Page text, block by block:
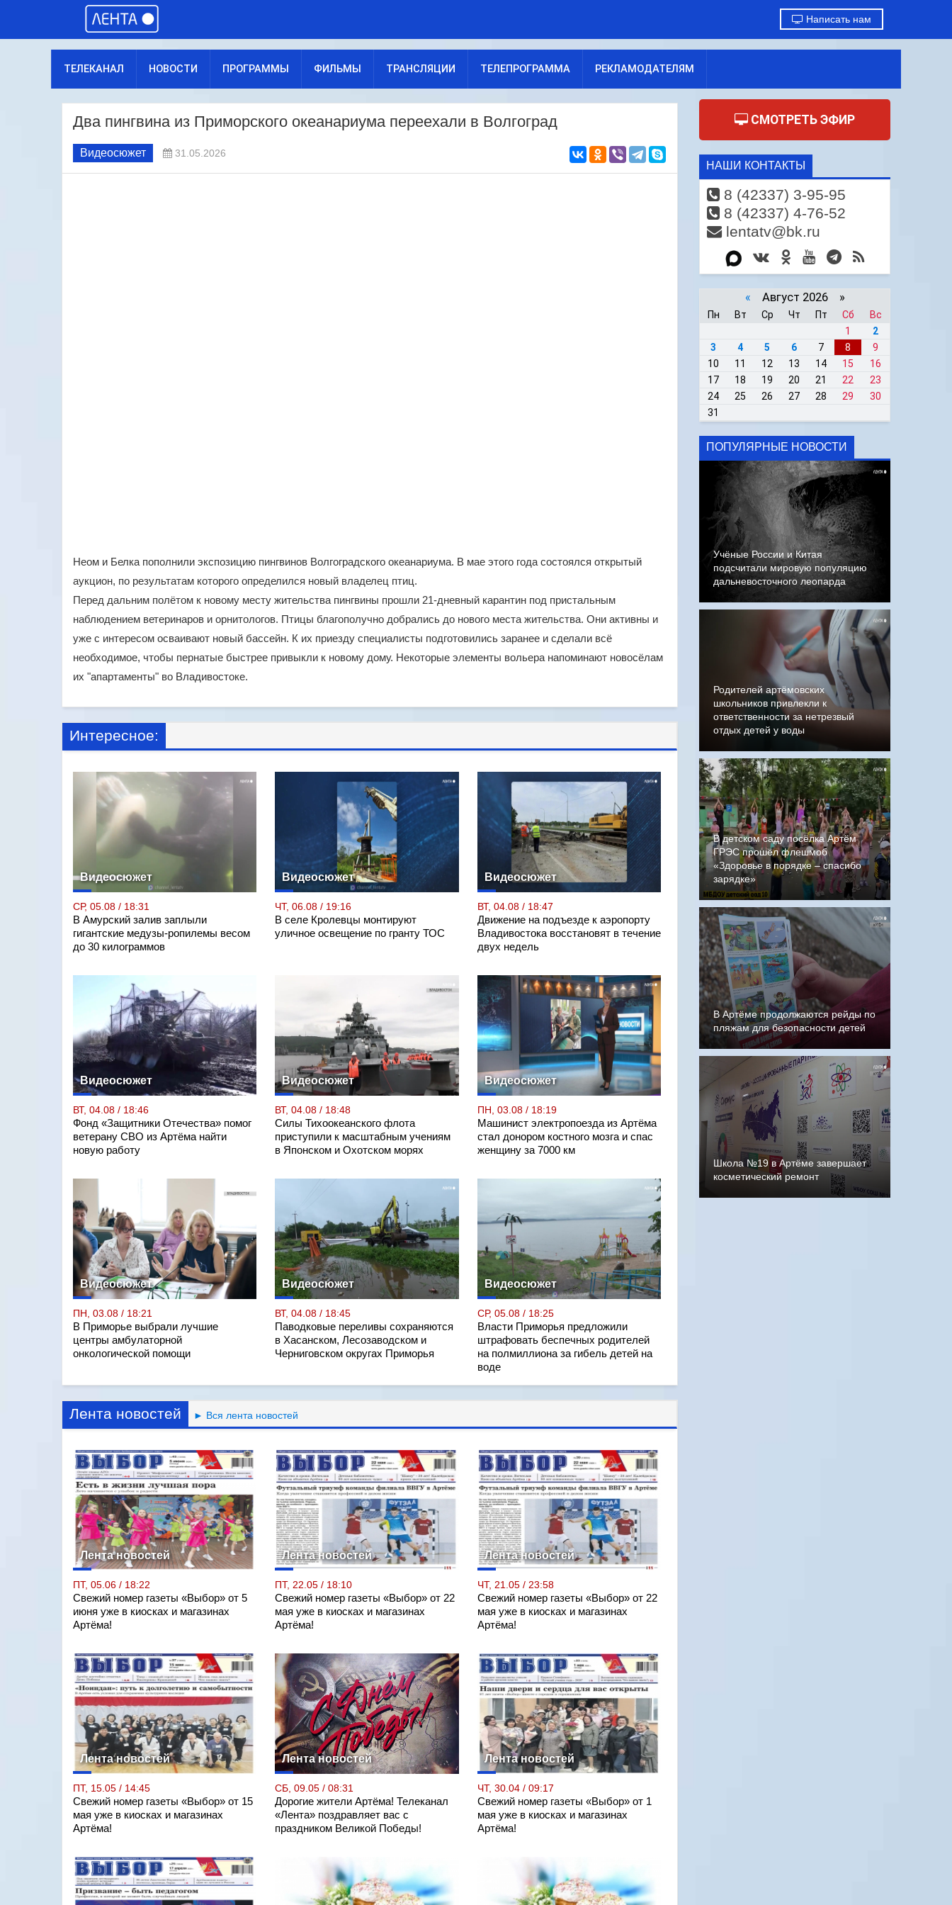
Написать нам
ТЕЛЕКАНАЛ НОВОСТИ ПРОГРАММЫ ФИЛЬМЫ ТРАНСЛЯЦИИ ТЕЛЕПРОГРАММА РЕКЛАМОДАТЕЛЯМ
Два пингвина из Приморского океанариума переехали в Волгоград
Видеосюжет 31.05.2026
Неом и Белка пополнили экспозицию пингвинов Волгоградского океанариума. В мае этого года состоялся открытый
аукцион, по результатам которого определился новый владелец птиц.
Перед дальним полётом к новому месту жительства пингвины прошли 21-дневный карантин под пристальным
наблюдением ветеринаров и орнитологов. Птицы благополучно добрались до нового места жительства. Они активны и
уже с интересом осваивают новый бассейн. К их приезду специалисты подготовились заранее и сделали всё
необходимое, чтобы пернатые быстрее привыкли к новому дому. Некоторые элементы вольера напоминают новосёлам
их "апартаменты" во Владивостоке.
Интересное:
Видеосюжет
СР, 05.08 / 18:31
В Амурский залив заплыли
гигантские медузы-ропилемы весом
до 30 килограммов
Видеосюжет
ЧТ, 06.08 / 19:16
В селе Кролевцы монтируют
уличное освещение по гранту ТОС
Видеосюжет
ВТ, 04.08 / 18:47
Движение на подъезде к аэропорту
Владивостока восстановят в течение
двух недель
Видеосюжет
ВТ, 04.08 / 18:46
Фонд «Защитники Отечества» помог
ветерану СВО из Артёма найти
новую работу
Видеосюжет
ВТ, 04.08 / 18:48
Силы Тихоокеанского флота
приступили к масштабным учениям
в Японском и Охотском морях
Видеосюжет
ПН, 03.08 / 18:19
Машинист электропоезда из Артёма
стал донором костного мозга и спас
женщину за 7000 км
Видеосюжет
ПН, 03.08 / 18:21
В Приморье выбрали лучшие
центры амбулаторной
онкологической помощи
Видеосюжет
ВТ, 04.08 / 18:45
Паводковые переливы сохраняются
в Хасанском, Лесозаводском и
Черниговском округах Приморья
Видеосюжет
СР, 05.08 / 18:25
Власти Приморья предложили
штрафовать беспечных родителей
на полмиллиона за гибель детей на
воде
Лента новостей ► Вся лента новостей
Лента новостей
ПТ, 05.06 / 18:22
Свежий номер газеты «Выбор» от 5
июня уже в киосках и магазинах
Артёма!
Лента новостей
ПТ, 22.05 / 18:10
Свежий номер газеты «Выбор» от 22
мая уже в киосках и магазинах
Артёма!
Лента новостей
ЧТ, 21.05 / 23:58
Свежий номер газеты «Выбор» от 22
мая уже в киосках и магазинах
Артёма!
Лента новостей
ПТ, 15.05 / 14:45
Свежий номер газеты «Выбор» от 15
мая уже в киосках и магазинах
Артёма!
Лента новостей
СБ, 09.05 / 08:31
Дорогие жители Артёма! Телеканал
«Лента» поздравляет вас с
праздником Великой Победы!
Лента новостей
ЧТ, 30.04 / 09:17
Свежий номер газеты «Выбор» от 1
мая уже в киосках и магазинах
Артёма!
СМОТРЕТЬ ЭФИР
НАШИ КОНТАКТЫ
8 (42337) 3-95-95
8 (42337) 4-76-52
lentatv@bk.ru
« Август 2026 »
Пн Вт Ср Чт Пт Сб
Вс
1
2
3
4 5 6 7 8
9
10
11 12 13 14 15
16
17
18 19 20 21 22
23
24
25 26 27 28 29
30
31
ПОПУЛЯРНЫЕ НОВОСТИ
Учёные России и Китая
подсчитали мировую популяцию
дальневосточного леопарда
Родителей артёмовских
школьников привлекли к
ответственности за нетрезвый
отдых детей у воды
В детском саду посёлка Артём
ГРЭС прошёл флешмоб
«Здоровье в порядке – спасибо
зарядке»
В Артёме продолжаются рейды по
пляжам для безопасности детей
Школа №19 в Артёме завершает
косметический ремонт